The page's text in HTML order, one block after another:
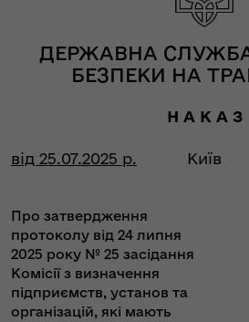
ДЕРЖАВНА
БЕЗПЕКИ НА
Н А К А З
від 25.07.2025 р. Київ
Про затвердження
протоколу від 24 липня
2025 року № 25 засідання
Комісії з визначення
підприємств, установ та
організацій, які мають